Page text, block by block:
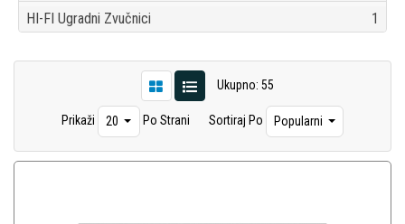
HI-FI Ugradni Zvučnici
1
Ukupno: 55
Prikaži 20 Po Strani Sortiraj Po Popularni